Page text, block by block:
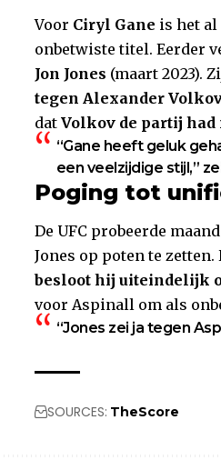
Voor Ciryl Gane is het al
onbetwiste titel. Eerder
Jon Jones (maart 2023).
tegen Alexander
dat Volkov de partij
“Gane heeft geluk
een veelzijdige stijl,”
Poging tot
De UFC probeerde
Jones op poten te
besloot hij uiteindelijk
voor Aspinall om als
“Jones zei ja tegen
SOURCES: TheScore